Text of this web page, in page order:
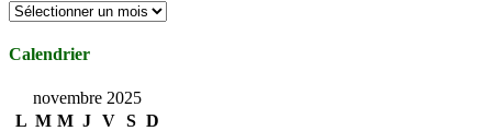
Archives
Calendrier
novembre 2025
L M M J V S D